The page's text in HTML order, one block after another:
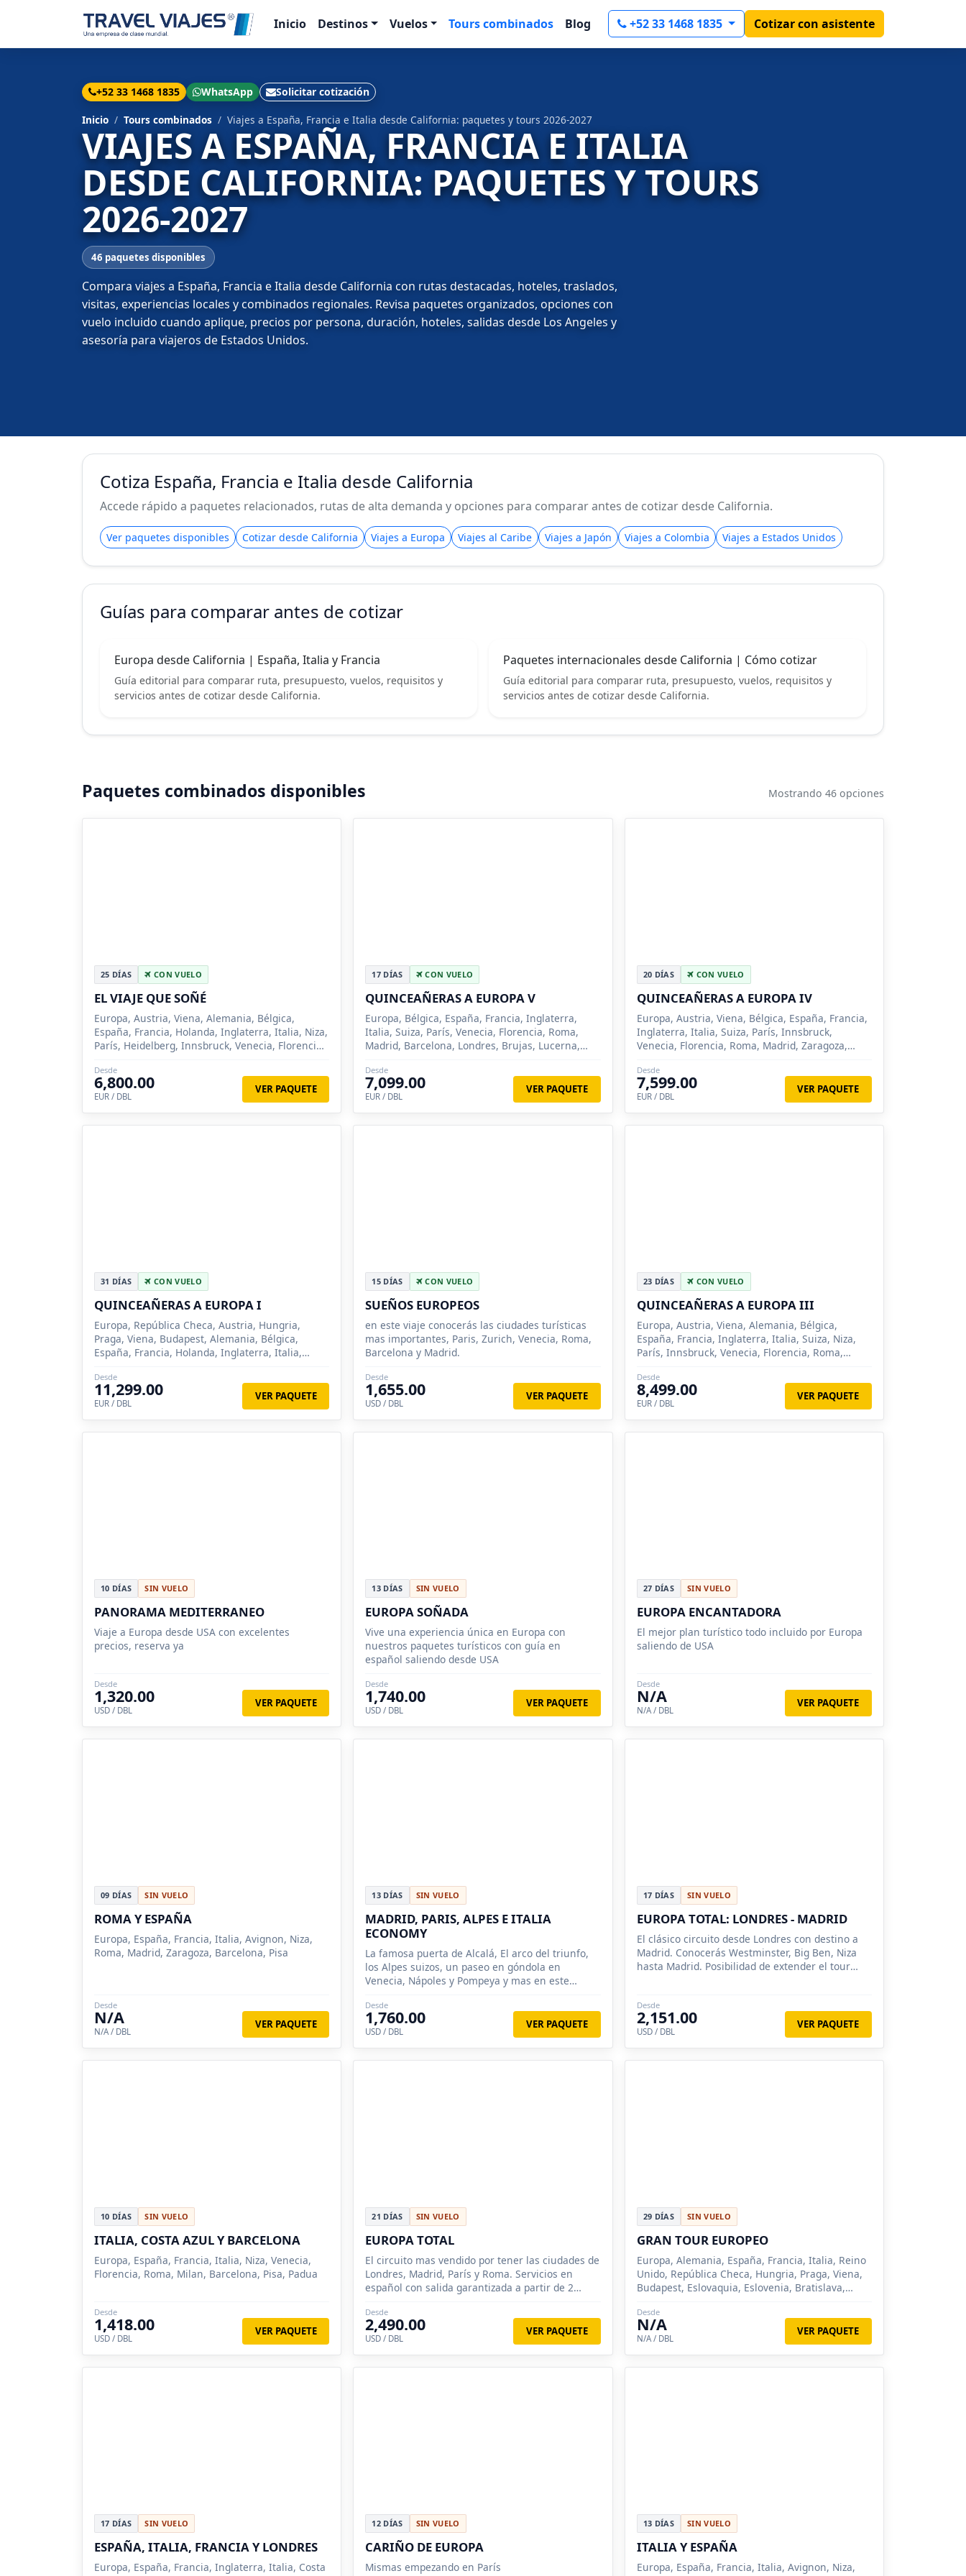
Inicio Destinos Vuelos Tours combinados Blog +52 33 1468 1835 Cotizar con asistente
+52 33 1468 1835 WhatsApp Solicitar cotización
Inicio Tours combinados Viajes a España, Francia e Italia desde California: paquetes y tours 2026-2027
VIAJES A ESPAÑA, FRANCIA E ITALIA
DESDE CALIFORNIA: PAQUETES Y TOURS
2026-2027
46 paquetes disponibles
Compara viajes a España, Francia e Italia desde California con rutas destacadas, hoteles, traslados,
visitas, experiencias locales y combinados regionales. Revisa paquetes organizados, opciones con
vuelo incluido cuando aplique, precios por persona, duración, hoteles, salidas desde Los Angeles y
asesoría para viajeros de Estados Unidos.
Cotiza España, Francia e Italia desde California
Accede rápido a paquetes relacionados, rutas de alta demanda y opciones para comparar antes de cotizar desde California.
Ver paquetes disponibles Cotizar desde California Viajes a Europa Viajes al Caribe Viajes a Japón Viajes a Colombia Viajes a Estados Unidos
Guías para comparar antes de cotizar
Europa desde California | España, Italia y Francia
Guía editorial para comparar ruta, presupuesto, vuelos, requisitos y
servicios antes de cotizar desde California.
Paquetes internacionales desde California | Cómo cotizar
Guía editorial para comparar ruta, presupuesto, vuelos, requisitos y
servicios antes de cotizar desde California.
Paquetes combinados disponibles Mostrando 46 opciones
25 DÍAS CON VUELO
EL VIAJE QUE SOÑÉ
Europa, Austria, Viena, Alemania, Bélgica,
España, Francia, Holanda, Inglaterra, Italia, Niza,
París, Heidelberg, Innsbruck, Venecia, Florencia,
Brujas, Ámsterd...
Desde
6,800.00
EUR / DBL
VER PAQUETE
17 DÍAS CON VUELO
QUINCEAÑERAS A EUROPA V
Europa, Bélgica, España, Francia, Inglaterra,
Italia, Suiza, París, Venecia, Florencia, Roma,
Madrid, Barcelona, Londres, Brujas, Lucerna,
Desde
7,099.00
EUR / DBL
VER PAQUETE
20 DÍAS CON VUELO
QUINCEAÑERAS A EUROPA IV
Europa, Austria, Viena, Bélgica, España, Francia,
Inglaterra, Italia, Suiza, París, Innsbruck,
Venecia, Florencia, Roma, Madrid, Zaragoza,
Desde
7,599.00
EUR / DBL
VER PAQUETE
31 DÍAS CON VUELO
QUINCEAÑERAS A EUROPA I
Europa, República Checa, Austria, Hungria,
Praga, Viena, Budapest, Alemania, Bélgica,
España, Francia, Holanda, Inglaterra, Italia,
Roma, Milan, Madrid, Zarago...
Desde
11,299.00
EUR / DBL
VER PAQUETE
15 DÍAS CON VUELO
SUEÑOS EUROPEOS
en este viaje conocerás las ciudades turísticas
mas importantes, Paris, Zurich, Venecia, Roma,
Barcelona y Madrid.
Desde
1,655.00
USD / DBL
VER PAQUETE
23 DÍAS CON VUELO
QUINCEAÑERAS A EUROPA III
Europa, Austria, Viena, Alemania, Bélgica,
España, Francia, Inglaterra, Italia, Suiza, Niza,
París, Innsbruck, Venecia, Florencia, Roma,
Brujas, Pisa, Lucer...
Desde
8,499.00
EUR / DBL
VER PAQUETE
10 DÍAS SIN VUELO
PANORAMA MEDITERRANEO
Viaje a Europa desde USA con excelentes
precios, reserva ya
Desde
1,320.00
USD / DBL
VER PAQUETE
13 DÍAS SIN VUELO
EUROPA SOÑADA
Vive una experiencia única en Europa con
nuestros paquetes turísticos con guía en
español saliendo desde USA
Desde
1,740.00
USD / DBL
VER PAQUETE
27 DÍAS SIN VUELO
EUROPA ENCANTADORA
El mejor plan turístico todo incluido por Europa
saliendo de USA
Desde
N/A
N/A / DBL
VER PAQUETE
09 DÍAS SIN VUELO
ROMA Y ESPAÑA
Europa, España, Francia, Italia, Avignon, Niza,
Roma, Madrid, Zaragoza, Barcelona, Pisa
Desde
N/A
N/A / DBL
VER PAQUETE
13 DÍAS SIN VUELO
MADRID, PARIS, ALPES E ITALIA
ECONOMY
La famosa puerta de Alcalá, El arco del triunfo,
los Alpes suizos, un paseo en góndola en
Venecia, Nápoles y Pompeya y mas en este
Desde
1,760.00
USD / DBL
VER PAQUETE
17 DÍAS SIN VUELO
EUROPA TOTAL: LONDRES - MADRID
El clásico circuito desde Londres con destino a
Madrid. Conocerás Westminster, Big Ben, Niza
hasta Madrid. Posibilidad de extender el tour
Desde
2,151.00
USD / DBL
VER PAQUETE
10 DÍAS SIN VUELO
ITALIA, COSTA AZUL Y BARCELONA
Europa, España, Francia, Italia, Niza, Venecia,
Florencia, Roma, Milan, Barcelona, Pisa, Padua
Desde
1,418.00
USD / DBL
VER PAQUETE
21 DÍAS SIN VUELO
EUROPA TOTAL
El circuito mas vendido por tener las ciudades de
Londres, Madrid, París y Roma. Servicios en
español con salida garantizada a partir de 2
Desde
2,490.00
USD / DBL
VER PAQUETE
29 DÍAS SIN VUELO
GRAN TOUR EUROPEO
Europa, Alemania, España, Francia, Italia, Reino
Unido, República Checa, Hungria, Praga, Viena,
Budapest, Eslovaquia, Eslovenia, Bratislava,
Desde
N/A
N/A / DBL
VER PAQUETE
17 DÍAS SIN VUELO
ESPAÑA, ITALIA, FRANCIA Y LONDRES
Europa, España, Francia, Inglaterra, Italia, Costa
12 DÍAS SIN VUELO
CARIÑO DE EUROPA
Mismas empezando en París
13 DÍAS SIN VUELO
ITALIA Y ESPAÑA
Europa, España, Francia, Italia, Avignon, Niza,